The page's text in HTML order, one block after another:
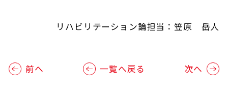
リハビリテーション論担当：笠原 岳人
前へ 一覧へ戻る 次へ